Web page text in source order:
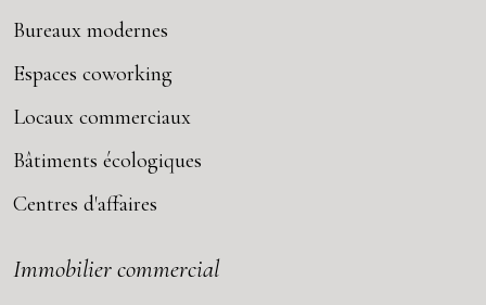
Bureaux modernes
Espaces coworking
Locaux commerciaux
Bâtiments écologiques
Centres d'affaires
Immobilier commercial